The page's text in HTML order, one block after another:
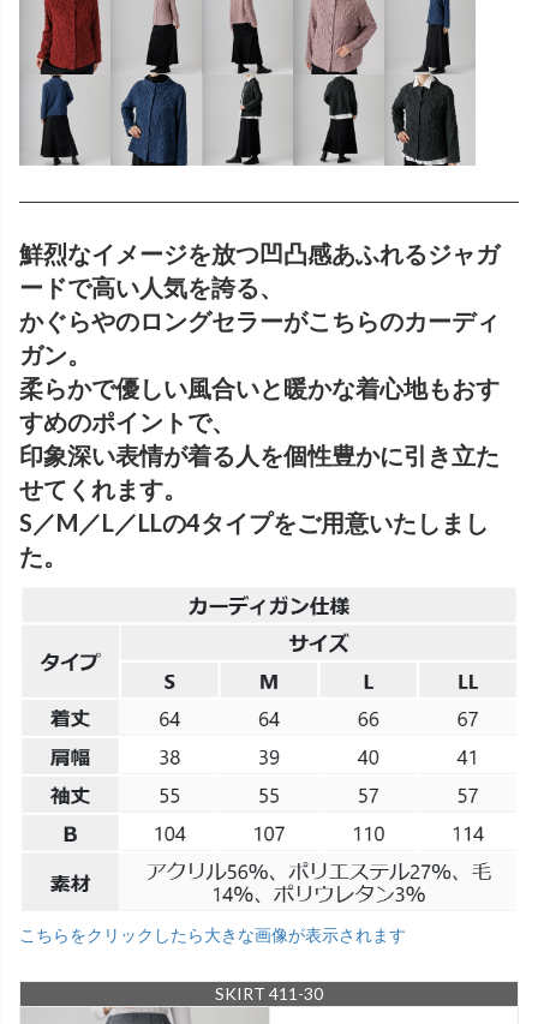
鮮烈なイメージを放つ凹凸感あふれるジャガ
ードで高い人気を誇る、
かぐらやのロングセラーがこちらのカーディ
ガン。
柔らかで優しい風合いと暖かな着心地もおす
すめのポイントで、
印象深い表情が着る人を個性豊かに引き立た
せてくれます。
S／M／L／LLの4タイプをご用意いたしまし
た。
こちらをクリックしたら大きな画像が表示されます
SKIRT 411-30